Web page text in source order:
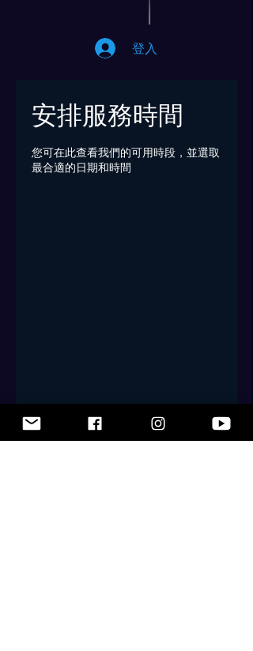
登入
安排服務時間
您可在此查看我們的可用時段，並選取
最合適的日期和時間